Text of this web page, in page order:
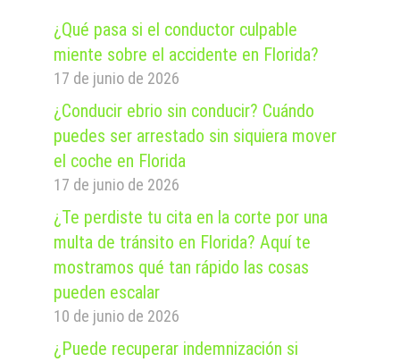
¿Qué pasa si el conductor culpable
miente sobre el accidente en Florida?
17 de junio de 2026
¿Conducir ebrio sin conducir? Cuándo
puedes ser arrestado sin siquiera mover
el coche en Florida
17 de junio de 2026
¿Te perdiste tu cita en la corte por una
multa de tránsito en Florida? Aquí te
mostramos qué tan rápido las cosas
pueden escalar
10 de junio de 2026
¿Puede recuperar indemnización si